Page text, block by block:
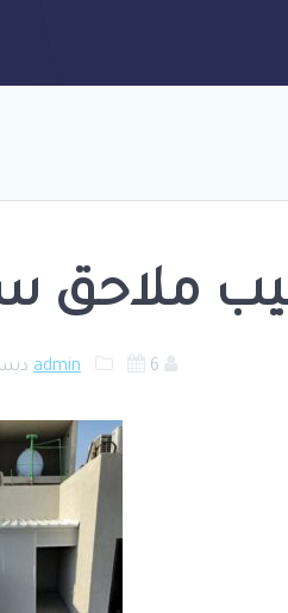
ملاحق
admin 6 ديسمبر، 2025